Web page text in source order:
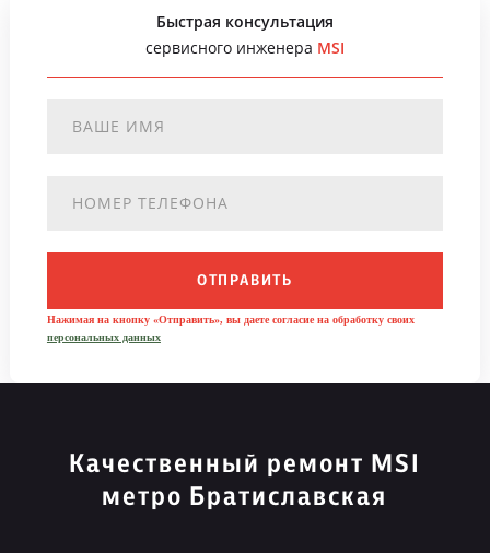
Быстрая консультация
сервисного инженера MSI
ОТПРАВИТЬ
Нажимая на кнопку «Отправить», вы даете согласие на обработку своих
персональных данных
Качественный ремонт MSI
метро Братиславская